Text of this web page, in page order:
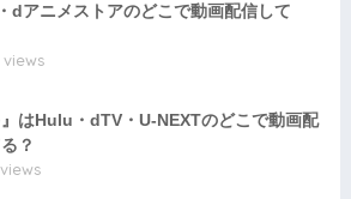
dアニメストアのどこで動画配信して
views
』はHulu・dTV・U-NEXTのどこで動画配
？